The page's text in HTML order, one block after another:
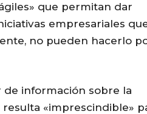
que permitan dar
empresariales
no pueden hacerlo
de información sobre la
«imprescindible»